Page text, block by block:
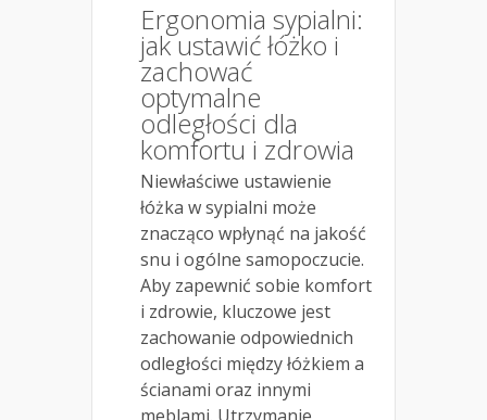
Ergonomia sypialni:
jak ustawić łóżko i
zachować
optymalne
odległości dla
komfortu i zdrowia
Niewłaściwe ustawienie
łóżka w sypialni może
znacząco wpłynąć na jakość
snu i ogólne samopoczucie.
Aby zapewnić sobie komfort
i zdrowie, kluczowe jest
zachowanie odpowiednich
odległości między łóżkiem a
ścianami oraz innymi